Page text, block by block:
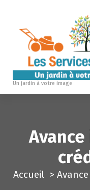
u
Un jardin à votre image
Accueil >